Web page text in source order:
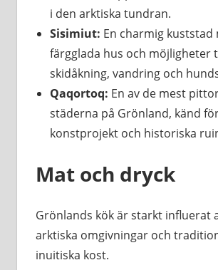
i den arktiska tundran.
Sisimiut: En charmig kuststad
färgglada hus och möjligheter
skidåkning, vandring och
Qaqortoq: En av de mest
städerna på Grönland, känd
konstprojekt och historiska
Mat och dryck
Grönlands kök är starkt influerat
arktiska omgivningar och
inuitiska kost.